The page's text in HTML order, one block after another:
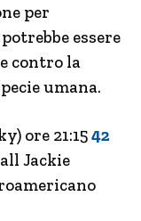
per
essere
contro la
umana.
ore 21:1542
Jackie